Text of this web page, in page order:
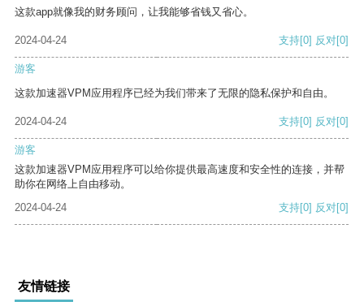
这款app就像我的财务顾问，让我能够省钱又省心。
2024-04-24 支持[0] 反对[0]
游客
这款加速器VPM应用程序已经为我们带来了无限的隐私保护和自由。
2024-04-24 支持[0] 反对[0]
游客
这款加速器VPM应用程序可以给你提供最高速度和安全性的连接，并帮
助你在网络上自由移动。
2024-04-24
支持[0] 反对[0]
友情链接